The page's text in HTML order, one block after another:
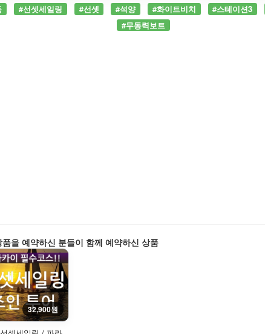
#선셋세일링 #선셋 #석양 #화이트비치 #스테이션3
#무동력보트
품을 예약하신 분들이 함께 예약하신 상품
32,900원